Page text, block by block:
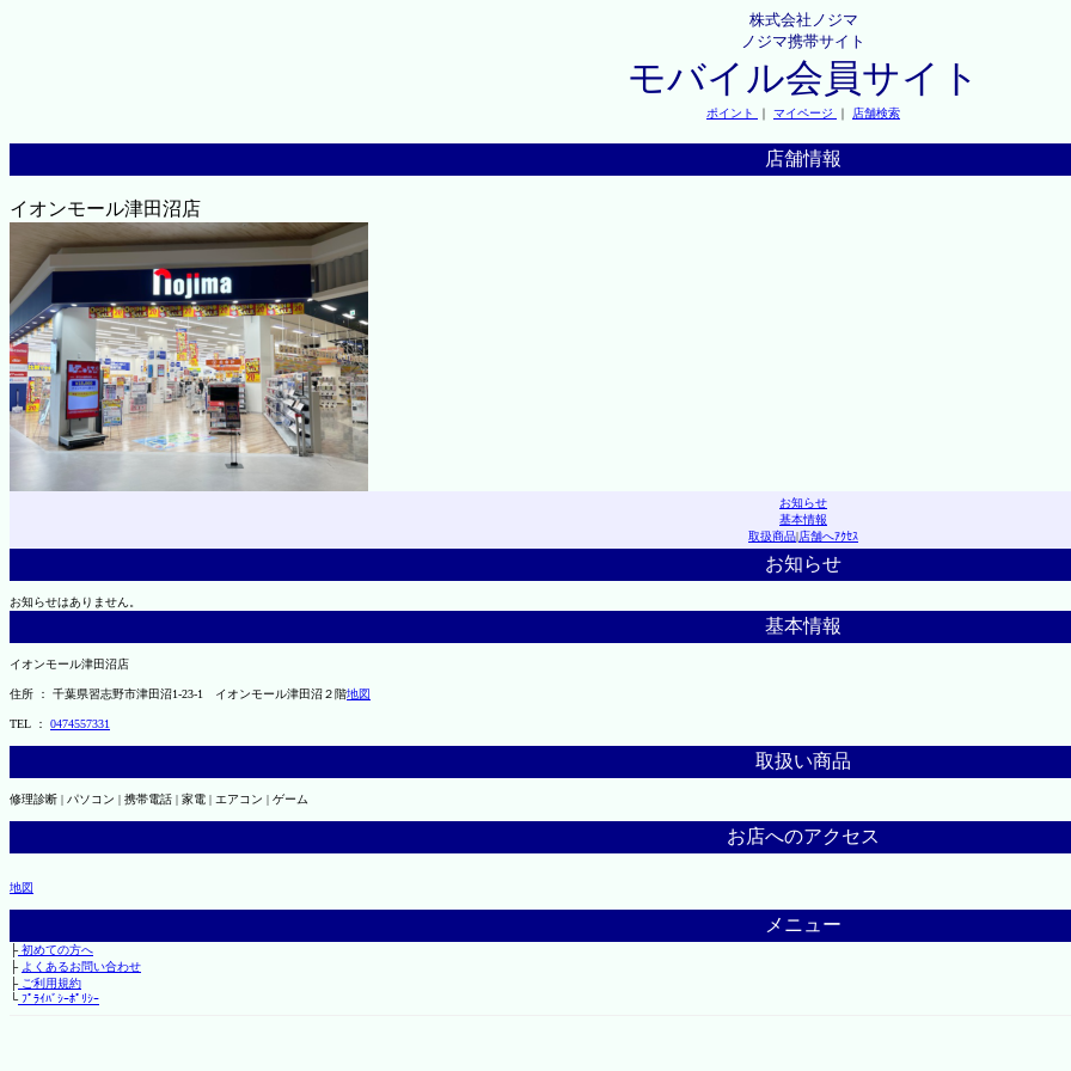
株式会社ノジマ
ノジマ携帯サイト
モバイル会員サイト
ポイント ｜ マイページ ｜ 店舗検索
店舗情報
イオンモール津田沼店
お知らせ
基本情報
取扱商品|店舗へｱｸｾｽ
お知らせ
お知らせはありません。
基本情報
イオンモール津田沼店
住所 ： 千葉県習志野市津田沼1-23-1 イオンモール津田沼２階地図
TEL ： 0474557331
取扱い商品
修理診断 | パソコン | 携帯電話 | 家電 | エアコン | ゲーム
お店へのアクセス
地図
メニュー
├初めての方へ
├ よくあるお問い合わせ
├ご利用規約
└ﾌﾟﾗｲﾊﾞｼｰﾎﾟﾘｼｰ